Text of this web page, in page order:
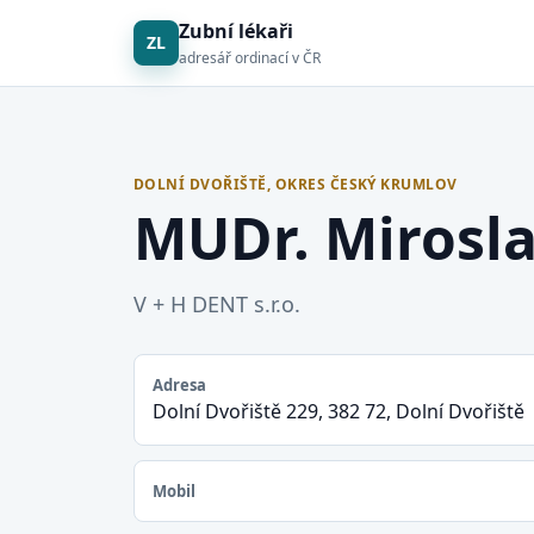
ZL Zubní lékaři
adresář ordinací v ČR
DOLNÍ DVOŘIŠTĚ, OKRES ČESKÝ KRUMLOV
MUDr.
V + H DENT s.r.o.
Adresa
Dolní Dvořiště 229, 382 72, Dolní Dvořiště
Mobil